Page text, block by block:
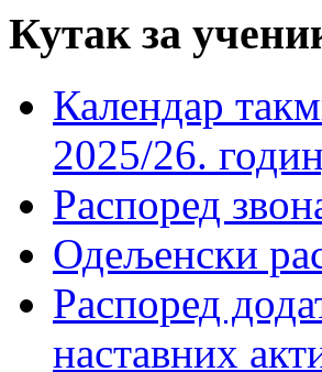
Кутак за
Календар
2025/26.
Распоред
Одељенски
Распоред
наставних